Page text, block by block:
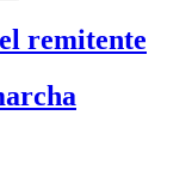
remitente